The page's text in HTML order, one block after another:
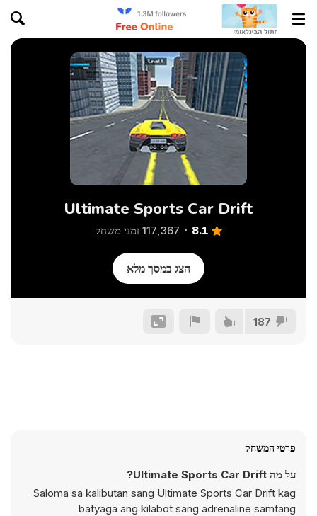
Ultimate Sports Car Drift
8.1 117,367 זמני משחק
הצג במסך מלא
187
פרטי המשחק
על מה Ultimate Sports Car Drift?
Saloma sa kalibutan sang Ultimate Sports Car Drift kag
batyaga ang kilabot sang adrenaline samtang